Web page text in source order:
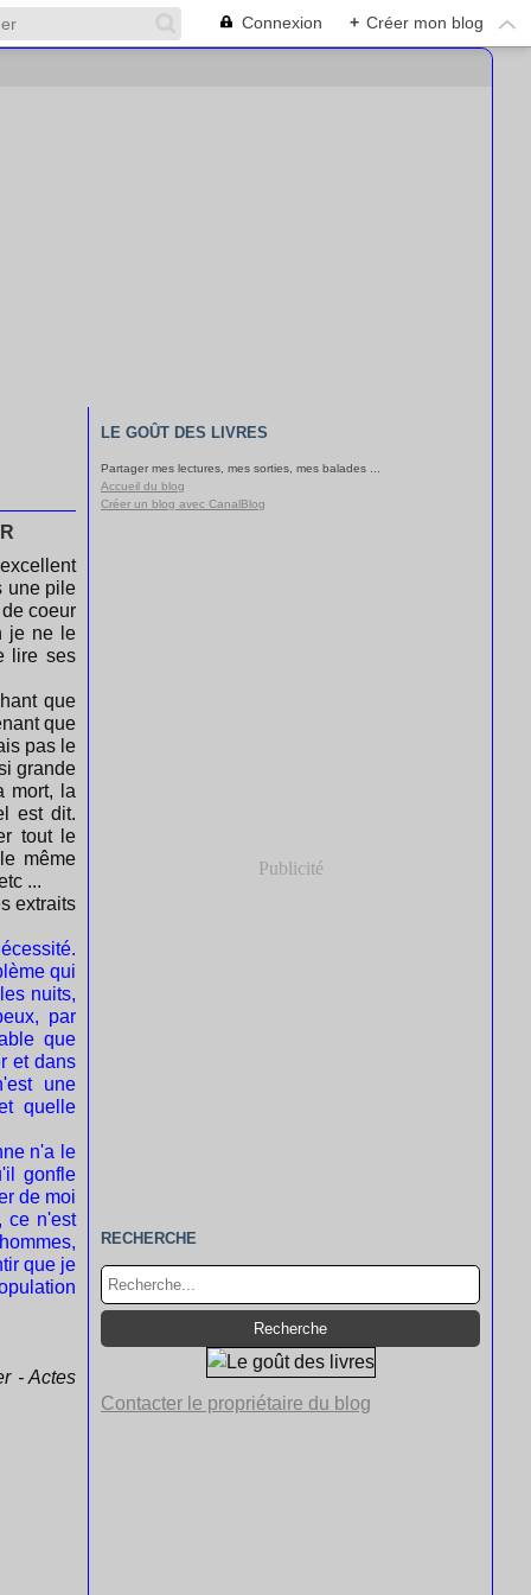
Connexion + Créer mon blog
une pile
coeur
je ne le
lire ses
que
que
pas le
grande
mort, la
est dit.
tout le
même
...
extraits
qui
nuits,
par
que
et dans
une
quelle
n'a le
gonfle
de moi
ce n'est
que je
- Actes
LE GOÛT DES LIVRES
Partager mes lectures, mes sorties, mes balades ...
Accueil du blog
Créer un blog avec CanalBlog
Publicité
RECHERCHE
Contacter le propriétaire du blog